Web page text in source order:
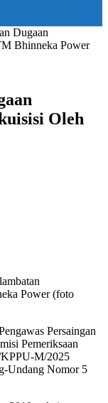
Dugaan
Bhinneka Power
Oleh
Power (foto
Persaingan
Pemeriksaan
KPPU-M/2025
Undang Nomor 5